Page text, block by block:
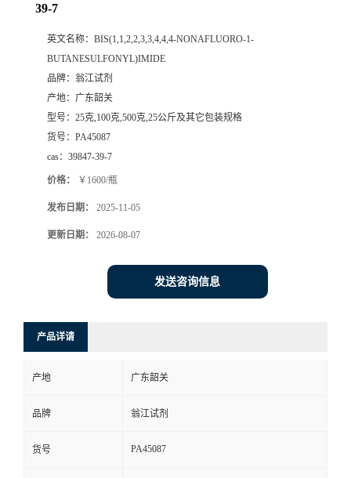
39-7
英文名称： BIS(1,1,2,2,3,3,4,4,4-NONAFLUORO-1-
BUTANESULFONYL)IMIDE
品牌： 翁江试剂
产地： 广东韶关
型号： 25克,100克,500克,25公斤及其它包装规格
货号： PA45087
cas： 39847-39-7
价格： ￥1600/瓶
发布日期： 2025-11-05
更新日期： 2026-08-07
发送咨询信息
产品详请
产地 广东韶关
品牌 翁江试剂
货号 PA45087